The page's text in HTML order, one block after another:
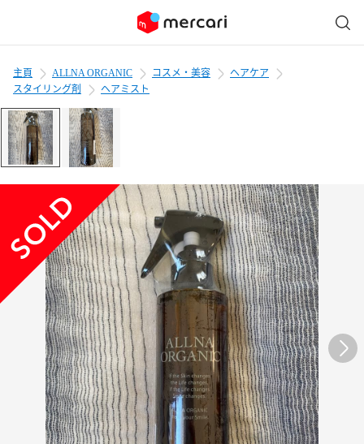
主頁 ALLNA ORGANIC コスメ・美容
ヘアケア
スタイリング剤
ヘアミスト